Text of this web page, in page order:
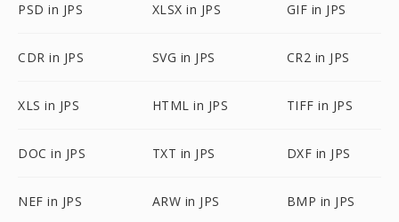
PSD in JPS XLSX in JPS GIF in JPS
CDR in JPS SVG in JPS CR2 in JPS
XLS in JPS HTML in JPS TIFF in JPS
DOC in JPS TXT in JPS DXF in JPS
NEF in JPS ARW in JPS BMP in JPS